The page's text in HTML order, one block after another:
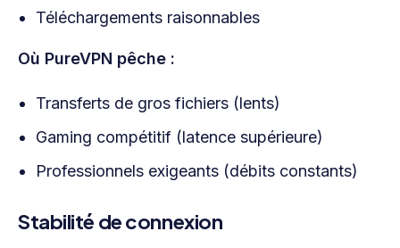
Téléchargements raisonnables
Où PureVPN pêche :
Transferts de gros fichiers (lents)
Gaming compétitif (latence supérieure)
Professionnels exigeants (débits constants)
Stabilité de connexion